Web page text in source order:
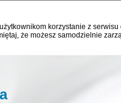
korzystanie z
że możesz samodzielnie